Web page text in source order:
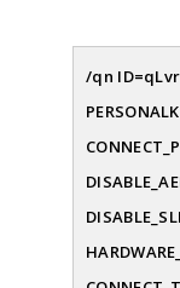
/qn